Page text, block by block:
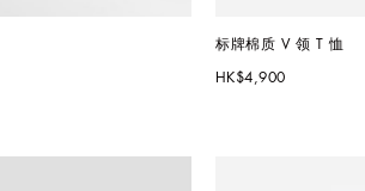
标牌棉质 V 领 T 恤
HK$4,900